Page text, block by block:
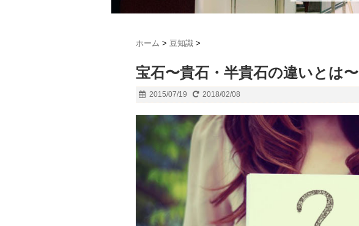
ホーム > 豆知識 >
宝石〜貴石・半貴石の違いとは〜
2015/07/19 2018/02/08